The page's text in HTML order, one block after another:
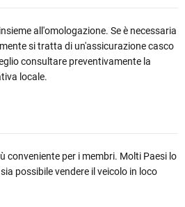
all'omologazione. Se è necessaria
si tratta di un'assicurazione casco
consultare preventivamente la
locale.
conveniente per i membri. Molti Paesi lo
possibile vendere il veicolo in loco